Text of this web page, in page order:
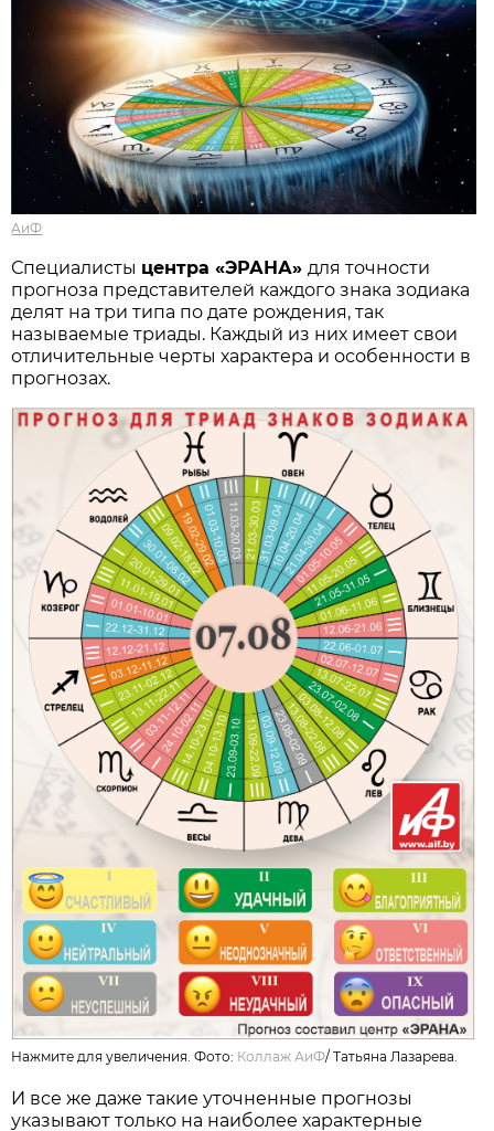
АиФ
Специалисты центра «ЭРАНА»для точности
прогноза представителей каждого знака зодиака
делят на три типа по дате рождения, так
называемые триады. Каждый из них имеет свои
отличительные черты характера и особенности в
прогнозах.
Нажмите для увеличения. Фото: Коллаж АиФ/Татьяна Лазарева.
И все же даже такие уточненные прогнозы
указывают только на наиболее характерные